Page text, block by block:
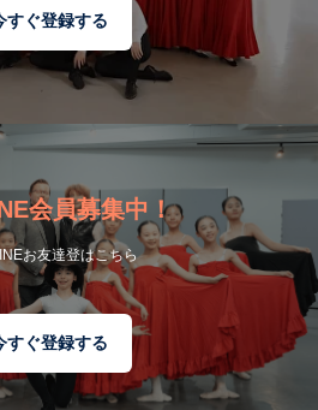
すぐ登録する
会員募集中！
お友達登はこちら
すぐ登録する